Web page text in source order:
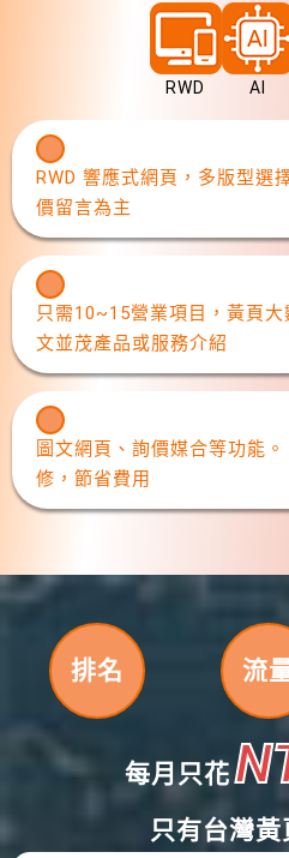
RWD AI
RWD 響應式網頁，多版型選
價留言為主
只需10~15營業項目，黃頁
文並茂產品或服務介紹
圖文網頁、詢價媒合等功能
修，節省費用
排名 流
每月只花
只有台灣